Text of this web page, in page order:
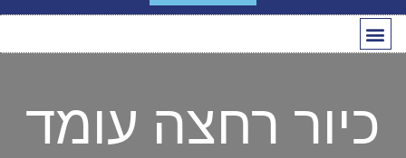
כיור רחצה עומד